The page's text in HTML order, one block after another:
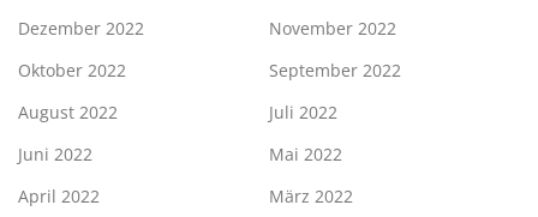
Dezember 2022
November 2022
Oktober 2022
September 2022
August 2022
Juli 2022
Juni 2022
Mai 2022
April 2022
März 2022